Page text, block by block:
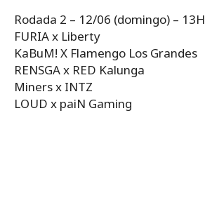
Rodada 2 – 12/06 (domingo) – 13H
FURIA x Liberty
KaBuM! X Flamengo Los Grandes
RENSGA x RED Kalunga
Miners x INTZ
LOUD x paiN Gaming